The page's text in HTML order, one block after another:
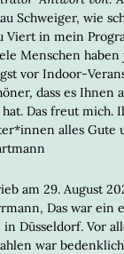
Schweiger, wie
Viert in mein
Menschen
vor Indoor-
dass es Ihnen
Das freut mich.
alles Gute
am 29. August
Das war ein
Düsseldorf. Vor
war